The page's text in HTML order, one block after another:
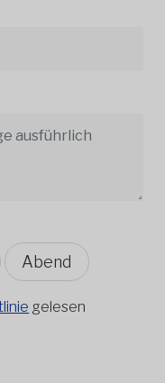
Abend
gelesen